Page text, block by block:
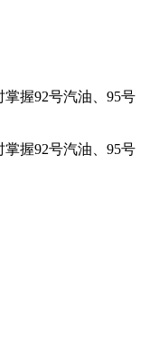
握92号汽油、95号
握92号汽油、95号